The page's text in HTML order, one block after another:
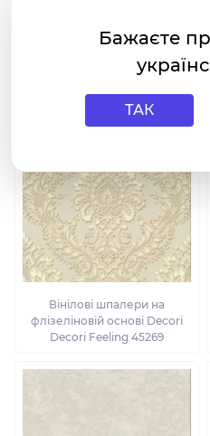
флізеліновій основі Decori
Вінілові шпалери на
флізеліновій основі Decori
Decori Feeling 45269
Бажаєте
ТАК